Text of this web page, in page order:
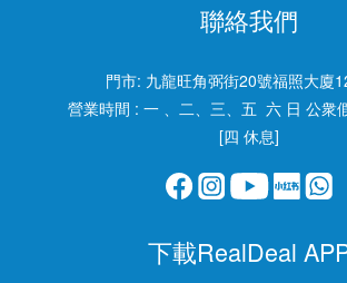
聯絡我們
門市: 九龍旺角弼街20號福照大廈
營業時間 : 一 、二、三、五 六 日 公衆
[四 休息]
下載RealDeal